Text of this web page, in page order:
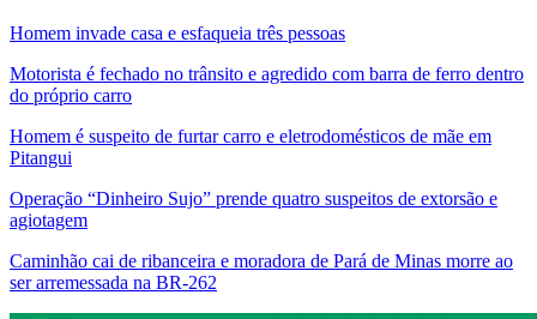
Homem invade casa e esfaqueia três pessoas
Motorista é fechado no trânsito e agredido com barra de ferro dentro
do próprio carro
Homem é suspeito de furtar carro e eletrodomésticos de mãe em
Pitangui
Operação “Dinheiro Sujo” prende quatro suspeitos de extorsão e
agiotagem
Caminhão cai de ribanceira e moradora de Pará de Minas morre ao
ser arremessada na BR-262